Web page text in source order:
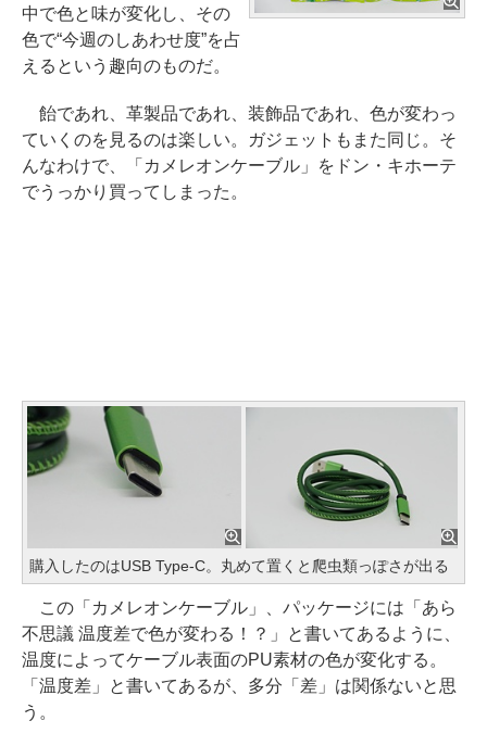
中で色と味が変化し、その
色で“今週のしあわせ度”を占
えるという趣向のものだ。
飴であれ、革製品であれ、装飾品であれ、色が変わっ
ていくのを見るのは楽しい。ガジェットもまた同じ。そ
んなわけで、「カメレオンケーブル」をドン・キホーテ
でうっかり買ってしまった。
購入したのはUSB Type-C。丸めて置くと爬虫類っぽさが出る
この「カメレオンケーブル」、パッケージには「あら
不思議 温度差で色が変わる！？」と書いてあるように、
温度によってケーブル表面のPU素材の色が変化する。
「温度差」と書いてあるが、多分「差」は関係ないと思
う。